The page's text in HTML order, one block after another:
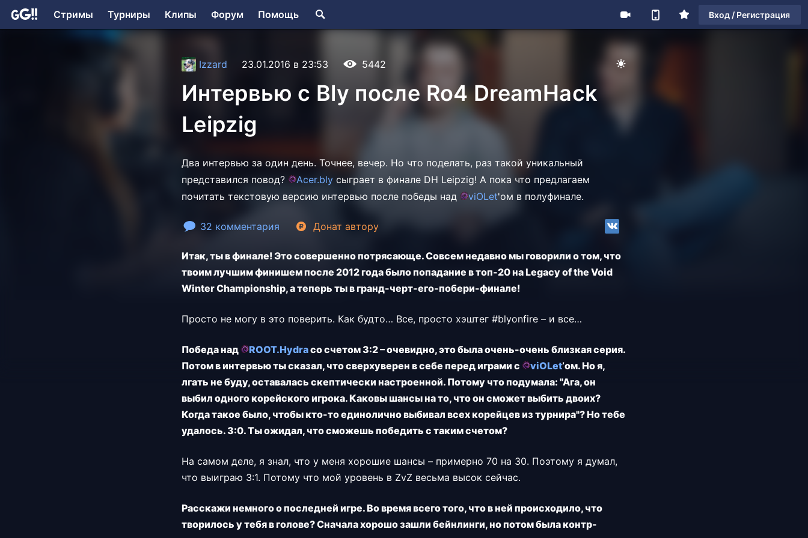
Стримы Турниры Клипы Форум Помощь Вход / Регистрация
Izzard 23.01.2016 в 23:53 5442
Интервью с Bly после Ro4 DreamHack
Leipzig
Два интервью за один день. Точнее, вечер. Но что поделать, раз такой уникальный
представился повод?
Acer.bly сыграет в финале DH Leipzig! А пока что предлагаем
почитать текстовую версию интервью после победы над
viOLet'ом в полуфинале.
32 комментария Донат автору
Итак, ты в финале! Это совершенно потрясающе. Совсем недавно мы говорили о том, что
твоим лучшим финишем после 2012 года было попадание в топ-20 на Legacy of the Void
Winter Championship, а теперь ты в гранд-черт-его-побери-финале!
Просто не могу в это поверить. Как будто… Все, просто хэштег #blyonfire – и все…
Победа над ROOT.Hydraсо счетом 3:2 – очевидно, это была очень-очень близкая серия.
Потом в интервью ты сказал, что сверхуверен в себе перед играми с
viOLet’ом. Но я,
лгать не буду, оставалась скептически настроенной. Потому что подумала: "Ага, он
выбил одного корейского игрока. Каковы шансы на то, что он сможет выбить двоих?
Когда такое было, чтобы кто-то единолично выбивал всех корейцев из турнира"? Но тебе
удалось. 3:0. Ты ожидал, что сможешь победить с таким счетом?
На самом деле, я знал, что у меня хорошие шансы – примерно 70 на 30. Поэтому я думал,
что выиграю 3:1. Потому что мой уровень в ZvZ весьма высок сейчас.
Расскажи немного о последней игре. Во время всего того, что в ней происходило, что
творилось у тебя в голове? Сначала хорошо зашли бейнлинги, но потом была контр-